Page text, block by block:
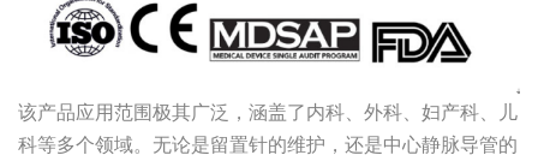
该产品应用范围极其广泛，涵盖了内科、外科、妇产科、儿
科等多个领域。无论是留置针的维护，还是中心静脉导管的